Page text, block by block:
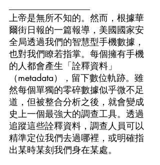
上帝是無所不知的。然而，根據華
爾街日報的一篇報導，美國國家安
全局透過我們的智慧型手機數據，
也對我們瞭若指掌。每個擁有手機
的人都會產生「詮釋資料」
（metadata），留下數位軌跡。雖
然每個單獨的零碎數據似乎微不足
道，但被整合分析之後，就會變成
史上一個最強大的調查工具。透過
追蹤這些詮釋資料，調查人員可以
精準定位我們去過哪裡，或明確指
出某時某刻我們身在某處。